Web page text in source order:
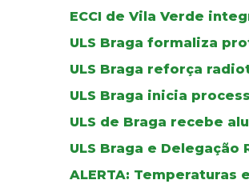
ECCI de Vila Verde
ULS Braga formaliza
ULS Braga reforça
ULS Braga inicia
ULS de Braga recebe
ULS Braga e
ALERTA: Temperaturas